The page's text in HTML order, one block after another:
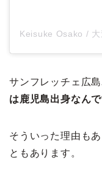
サンフレッチェ広
は鹿児島出身なんで
そういった理由も
ともあります。